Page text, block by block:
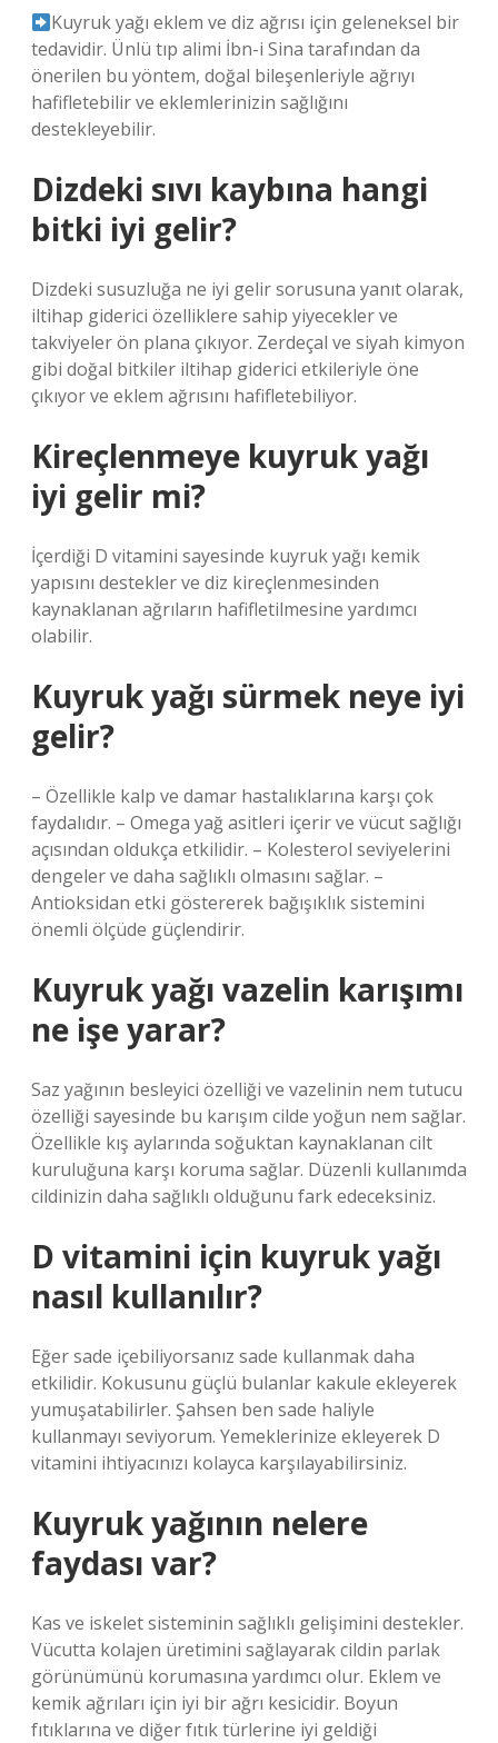
Kuyruk yağı eklem ve diz ağrısı için geleneksel bir
tedavidir. Ünlü tıp alimi İbn-i Sina tarafından da
önerilen bu yöntem, doğal bileşenleriyle ağrıyı
hafifletebilir ve eklemlerinizin sağlığını
destekleyebilir.
Dizdeki sıvı kaybına hangi
bitki iyi gelir?
Dizdeki susuzluğa ne iyi gelir sorusuna yanıt olarak,
iltihap giderici özelliklere sahip yiyecekler ve
takviyeler ön plana çıkıyor. Zerdeçal ve siyah kimyon
gibi doğal bitkiler iltihap giderici etkileriyle öne
çıkıyor ve eklem ağrısını hafifletebiliyor.
Kireçlenmeye kuyruk yağı
iyi gelir mi?
İçerdiği D vitamini sayesinde kuyruk yağı kemik
yapısını destekler ve diz kireçlenmesinden
kaynaklanan ağrıların hafifletilmesine yardımcı
olabilir.
Kuyruk yağı sürmek neye iyi
gelir?
– Özellikle kalp ve damar hastalıklarına karşı çok
faydalıdır. – Omega yağ asitleri içerir ve vücut sağlığı
açısından oldukça etkilidir. – Kolesterol seviyelerini
dengeler ve daha sağlıklı olmasını sağlar. –
Antioksidan etki göstererek bağışıklık sistemini
önemli ölçüde güçlendirir.
Kuyruk yağı vazelin karışımı
ne işe yarar?
Saz yağının besleyici özelliği ve vazelinin nem tutucu
özelliği sayesinde bu karışım cilde yoğun nem sağlar.
Özellikle kış aylarında soğuktan kaynaklanan cilt
kuruluğuna karşı koruma sağlar. Düzenli kullanımda
cildinizin daha sağlıklı olduğunu fark edeceksiniz.
D vitamini için kuyruk yağı
nasıl kullanılır?
Eğer sade içebiliyorsanız sade kullanmak daha
etkilidir. Kokusunu güçlü bulanlar kakule ekleyerek
yumuşatabilirler. Şahsen ben sade haliyle
kullanmayı seviyorum. Yemeklerinize ekleyerek D
vitamini ihtiyacınızı kolayca karşılayabilirsiniz.
Kuyruk yağının nelere
faydası var?
Kas ve iskelet sisteminin sağlıklı gelişimini destekler.
Vücutta kolajen üretimini sağlayarak cildin parlak
görünümünü korumasına yardımcı olur. Eklem ve
kemik ağrıları için iyi bir ağrı kesicidir. Boyun
fıtıklarına ve diğer fıtık türlerine iyi geldiği